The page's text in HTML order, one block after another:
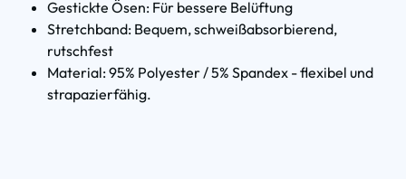
Gestickte Ösen: Für bessere Belüftung
Stretchband: Bequem, schweißabsorbierend,
rutschfest
Material: 95% Polyester / 5% Spandex - flexibel und
strapazierfähig.